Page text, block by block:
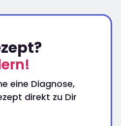
eine Diagnose,
direkt zu Dir